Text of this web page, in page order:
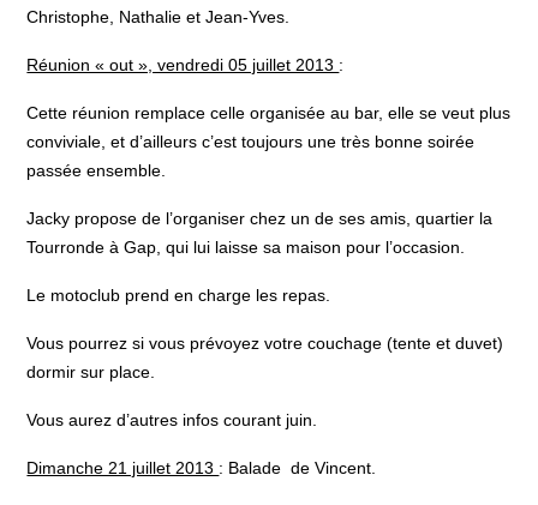
Christophe, Nathalie et Jean-Yves.
Réunion « out », vendredi 05 juillet 2013 :
Cette réunion remplace celle organisée au bar, elle se veut plus
conviviale, et d’ailleurs c’est toujours une très bonne soirée
passée ensemble.
Jacky propose de l’organiser chez un de ses amis, quartier la
Tourronde à Gap, qui lui laisse sa maison pour l’occasion.
Le motoclub prend en charge les repas.
Vous pourrez si vous prévoyez votre couchage (tente et duvet)
dormir sur place.
Vous aurez d’autres infos courant juin.
Dimanche 21 juillet 2013 : Balade de Vincent.